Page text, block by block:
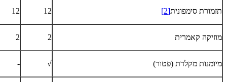
תזמורת סימפונית[2]
12
12
מוזיקה קאמרית 2
2
מיומנות מקלדת (פטור) √
-